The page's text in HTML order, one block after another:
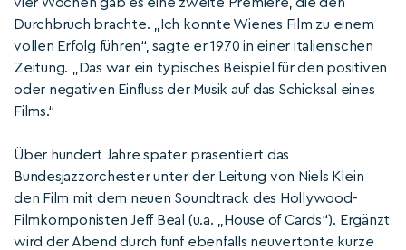
Durchbruch brachte. „Ich konnte Wienes Film zu einem
vollen Erfolg führen“, sagte er 1970 in einer italienischen
Zeitung. „Das war ein typisches Beispiel für den positiven
oder negativen Einfluss der Musik auf das Schicksal eines
Films.“
Über hundert Jahre später präsentiert das
Bundesjazzorchester unter der Leitung von Niels Klein
den Film mit dem neuen Soundtrack des Hollywood-
Filmkomponisten Jeff Beal (u.a. „House of Cards“). Ergänzt
wird der Abend durch fünf ebenfalls neuvertonte kurze